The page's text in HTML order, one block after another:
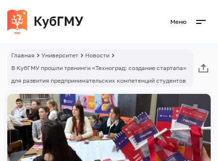
Меню
Главная Университет
Новости
В КубГМУ прошли тренинги «Техноград: создание стартапа»
для развития предпринимательских компетенций студентов